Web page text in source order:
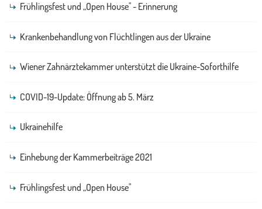
Frühlingsfest und „Open House" - Erinnerung
Krankenbehandlung von Flüchtlingen aus der Ukraine
Wiener Zahnärztekammer unterstützt die Ukraine-Soforthilfe
COVID-19-Update: Öffnung ab 5. März
Ukrainehilfe
Einhebung der Kammerbeiträge 2021
Frühlingsfest und „Open House"